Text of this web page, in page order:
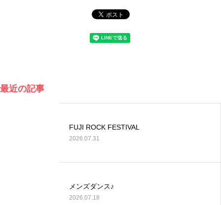
最近の記事
FUJI ROCK FESTIVAL
2026.07.31
メンズダンス♪
2026.07.18